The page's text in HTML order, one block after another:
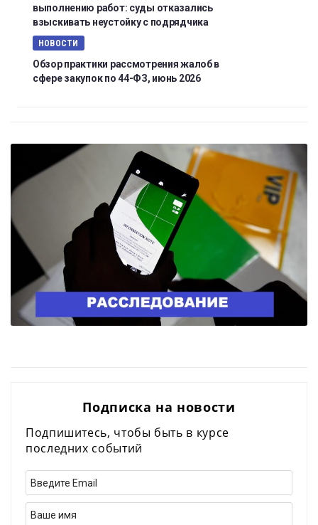
выполнению работ: суды отказались
взыскивать неустойку с подрядчика
НОВОСТИ
Обзор практики рассмотрения жалоб в
сфере закупок по 44-ФЗ, июнь 2026
Подписка на новости
Подпишитесь, чтобы быть в курсе
последних событий